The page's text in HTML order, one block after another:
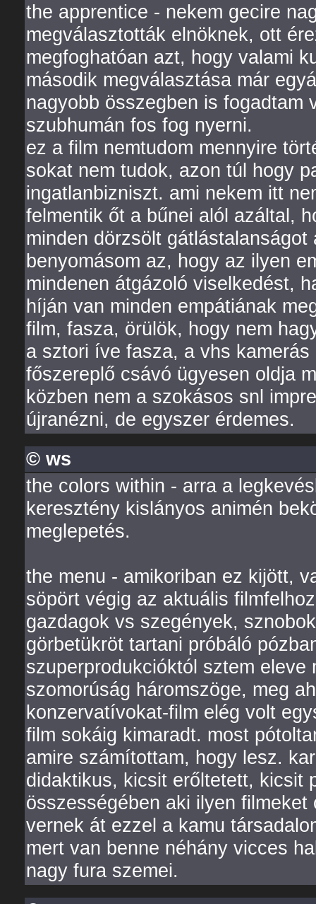
the apprentice - nekem gecire
megválasztották elnöknek, ott
megfoghatóan azt, hogy valami
második megválasztása már
nagyobb összegben is fogadtam
szubhumán fos fog nyerni.
ez a film nemtudom mennyire
sokat nem tudok, azon túl hogy
ingatlanbizniszt. ami nekem itt
felmentik őt a bűnei alól azáltal,
minden dörzsölt
benyomásom az, hogy az ilyen
mindenen átgázoló viselkedést,
híján van minden empátiának
film, fasza, örülök, hogy nem
a sztori íve fasza, a vhs
főszereplő csávó ügyesen oldja
közben nem a szokásos snl
újranézni, de egyszer érdemes.
© ws
the colors within - arra a
keresztény kislányos animén
meglepetés.
the menu - amikoriban ez kijött,
söpört végig az aktuális
gazdagok vs szegények,
görbetükröt tartani próbáló
szuperprodukcióktól sztem
szomorúság háromszöge, meg
konzervatívokat-film elég volt
film sokáig kimaradt. most
amire számítottam, hogy lesz.
didaktikus, kicsit erőltetett, kicsit
összességében aki ilyen
vernek át ezzel a kamu
mert van benne néhány vicces
nagy fura szemei.